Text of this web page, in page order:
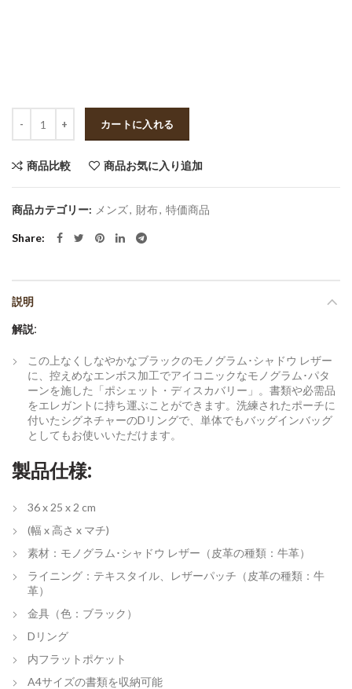
カートに入れる
商品比較 商品お気に入り追加
商品カテゴリー: メンズ, 財布, 特価商品
Share
説明
解説:
この上なくしなやかなブラックのモノグラム･シャドウ レザー
に、控えめなエンボス加工でアイコニックなモノグラム･パタ
ーンを施した「ポシェット・ディスカバリー」。書類や必需品
をエレガントに持ち運ぶことができます。洗練されたポーチに
付いたシグネチャーのDリングで、単体でもバッグインバッグ
としてもお使いいただけます。
製品仕様:
36 x 25 x 2 cm
(幅 x 高さ x マチ)
素材：モノグラム･シャドウ レザー（皮革の種類：牛革）
ライニング：テキスタイル、レザーパッチ（皮革の種類：牛
革）
金具（色：ブラック）
Dリング
内フラットポケット
A4サイズの書類を収納可能